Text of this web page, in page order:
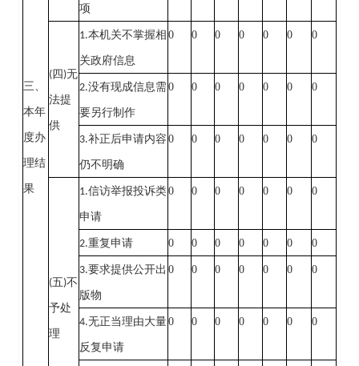
三、
本年
度办
理结
果
项
( 四 )无
法提
供
1.本机关不掌握相
关政府信息
0 0 0 0 0 0 0
2.没有现成信息需
要另行制作
0 0 0 0 0 0 0
3.补正后申请内容
仍不明确
0 0 0 0 0 0 0
(五)不
予处
理
1.信访举报投诉类
申请
0 0 0 0 0 0 0
2.重复申请 0 0 0 0 0 0 0
3.要求提供公开出
版物
0 0 0 0 0 0 0
4.无正当理由大量
反复申请
0 0 0 0 0 0 0